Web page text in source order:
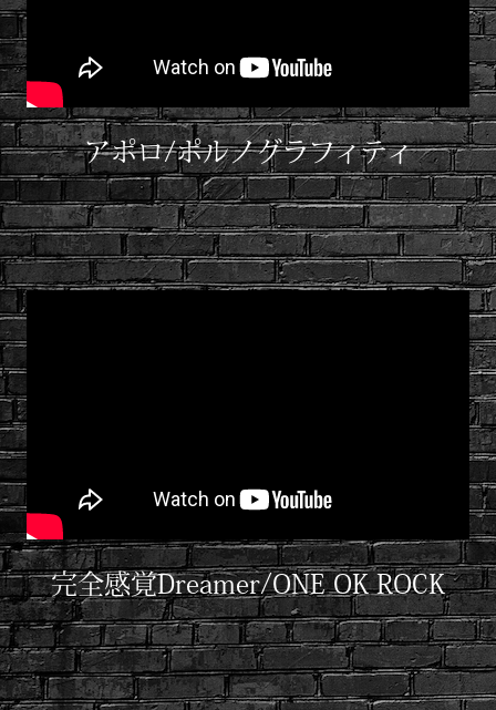
アポロ/ポルノグラフィティ
完全感覚Dreamer/ONE OK ROCK